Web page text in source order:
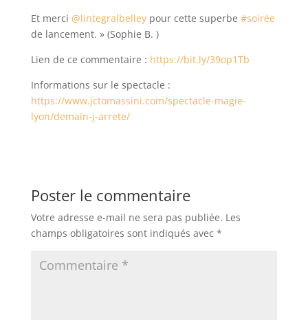
Et merci @lintegralbelleypour cette superbe #soirée
de lancement. » (Sophie B. )
Lien de ce commentaire : https://bit.ly/39op1Tb
Informations sur le spectacle :
https://www.jctomassini.com/spectacle-magie-
lyon/demain-j-arrete/
Poster le commentaire
Votre adresse e-mail ne sera pas publiée. Les
champs obligatoires sont indiqués avec *